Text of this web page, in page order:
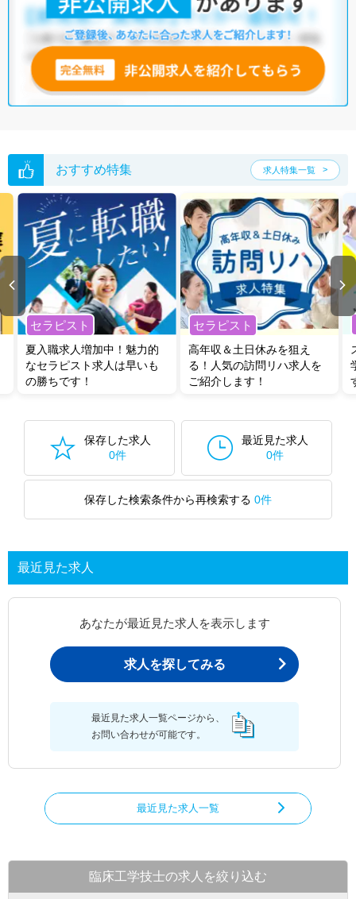
いただくか、お気軽にお問い合わせください。
全国の臨床工学技士求人から検索いただくことも可能です。
無料転職支援サービスにお申し込みいただくと、ご希望条件をヒアリン
グした上で求人をご提案いたします。
ご希望条件がまだ定まっていない方は
人気の希望条件をピックアップし
た求人特集をぜひご活用ください。
おすすめ特集 求人特集一覧
セラピスト
夏入職求人増加中！魅力的
なセラピスト求人は早いも
の勝ちです！
セラピスト
高年収＆土日休みを狙え
る！人気の訪問リハ求人を
ご紹介します！
保存した求人
0件
最近見た求人
0件
保存した検索条件から再検索する 0件
最近見た求人
あなたが最近見た求人を表示します
求人を探してみる
最近見た求人一覧ページから、
お問い合わせが可能です。
最近見た求人一覧
臨床工学技士の求人を絞り込む